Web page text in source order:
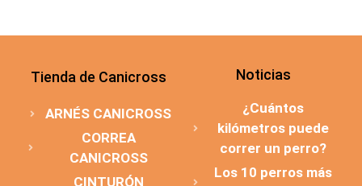
Tienda de Canicross
ARNÉS CANICROSS
CORREA
CANICROSS
CINTURÓN
Noticias
¿Cuántos
kilómetros puede
correr un perro?
Los 10 perros más